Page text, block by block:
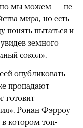
мы можем — не
мира, но есть
понять пытаться и
земного
сокол».
опубликовать
пропадают
готовит
Ронан Фэрроу
котором топ-